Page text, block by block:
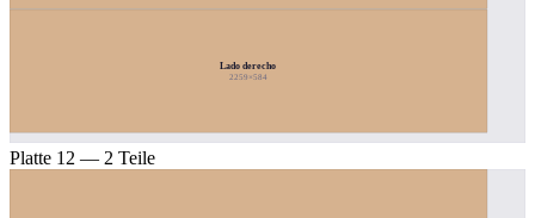
Lado derecho
2259×584
Platte 12 — 2 Teile